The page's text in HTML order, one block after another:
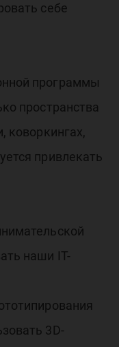
себе
программы
пространства
коворкингах,
привлекать
наши IT-
3D-